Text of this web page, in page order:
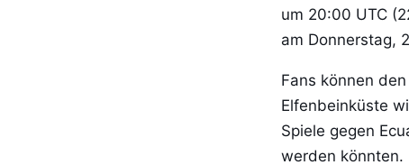
um 20:00 UTC
am Donnerstag,
Fans können
Elfenbeinküste
Spiele gegen
werden könnten.